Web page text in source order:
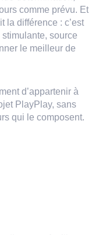
comme prévu. Et
la différence : c’est
source
le meilleur de
d’appartenir à
PlayPlay, sans
qui le composent.